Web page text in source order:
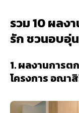
รวม 10 ผลง
รัก ชวนอบอุ่
1. ผลงานการ
โครงการ อณา